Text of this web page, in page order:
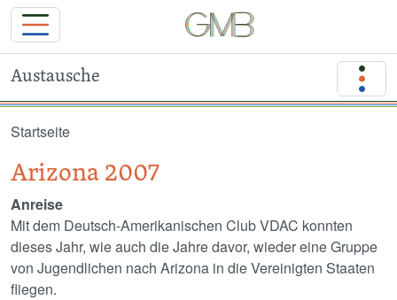
Austausche
Startseite
Arizona 2007
Anreise
Mit dem Deutsch-Amerikanischen Club VDAC konnten
dieses Jahr, wie auch die Jahre davor, wieder eine Gruppe
von Jugendlichen nach Arizona in die Vereinigten Staaten
fliegen.